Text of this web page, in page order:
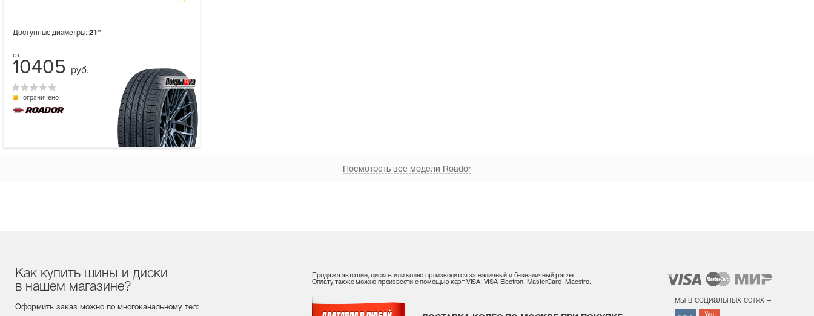
Доступные диаметры: 21"
10405 руб.
ограничено
Посмотреть все модели Roador
Как купить шины и диски
в нашем магазине?
Оформить заказ можно по многоканальному тел:
Продажа автошин, дисков или колес производится за наличный и безналичный расчет.
Оплату также можно произвести с помощью карт VISA, VISA-Electron, MasterCard, Maestro.
мы в социальных сетях –